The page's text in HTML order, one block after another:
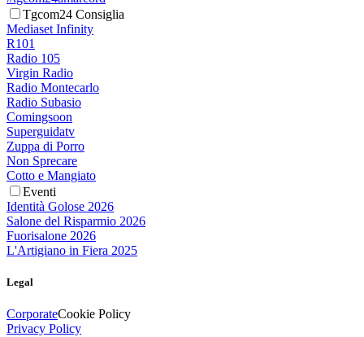
Tgcom24 Consiglia
Mediaset Infinity
R101
Radio 105
Virgin Radio
Radio Montecarlo
Radio Subasio
Comingsoon
Superguidatv
Zuppa di Porro
Non Sprecare
Cotto e Mangiato
Eventi
Identità Golose 2026
Salone del Risparmio 2026
Fuorisalone 2026
L'Artigiano in Fiera 2025
Legal
CorporateCookie Policy
Privacy Policy